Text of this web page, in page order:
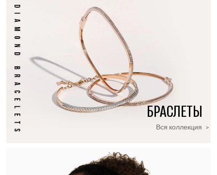
БРАСЛЕТЫ
Вся коллекция >